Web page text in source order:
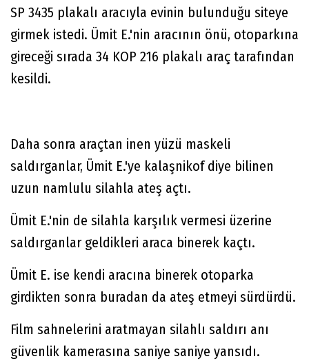
SP 3435 plakalı aracıyla evinin bulunduğu siteye
girmek istedi. Ümit E.'nin aracının önü, otoparkına
gireceği sırada 34 KOP 216 plakalı araç tarafından
kesildi.
Daha sonra araçtan inen yüzü maskeli
saldırganlar, Ümit E.'ye kalaşnikof diye bilinen
uzun namlulu silahla ateş açtı.
Ümit E.'nin de silahla karşılık vermesi üzerine
saldırganlar geldikleri araca binerek kaçtı.
Ümit E. ise kendi aracına binerek otoparka
girdikten sonra buradan da ateş etmeyi sürdürdü.
Film sahnelerini aratmayan silahlı saldırı anı
güvenlik kamerasına saniye saniye yansıdı.